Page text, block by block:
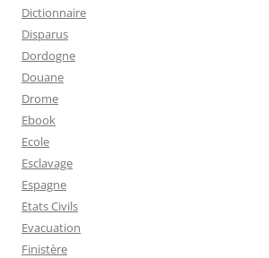
Dictionnaire
Disparus
Dordogne
Douane
Drome
Ebook
Ecole
Esclavage
Espagne
Etats Civils
Evacuation
Finistère